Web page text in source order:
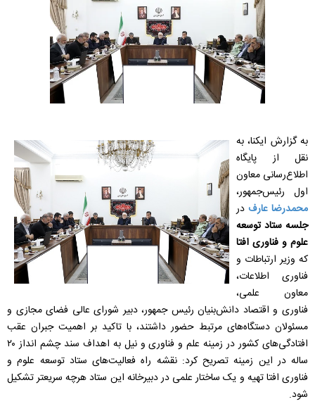
به گزارش ایکنا، به
نقل از پایگاه
اطلاع‌رسانی معاون
اول رئیس‌جمهور،
محمدرضا عارف در
جلسه ستاد توسعه
علوم و فناوری افتا
که وزیر ارتباطات و
فناوری اطلاعات،
معاون علمی،
فناوری و اقتصاد دانش‌بنیان رئیس جمهور، دبیر شورای عالی فضای مجازی و
مسئولان دستگاه‌های مرتبط حضور داشتند، با تاکید بر اهمیت جبران عقب
افتادگی‌های کشور در زمینه علم و فناوری و نیل به اهداف سند چشم انداز ۲۰
ساله در این زمینه تصریح کرد: نقشه راه فعالیت‌های ستاد توسعه علوم و
فناوری افتا تهیه و یک ساختار علمی در دبیرخانه این ستاد هرچه سریعتر تشکیل
شود.